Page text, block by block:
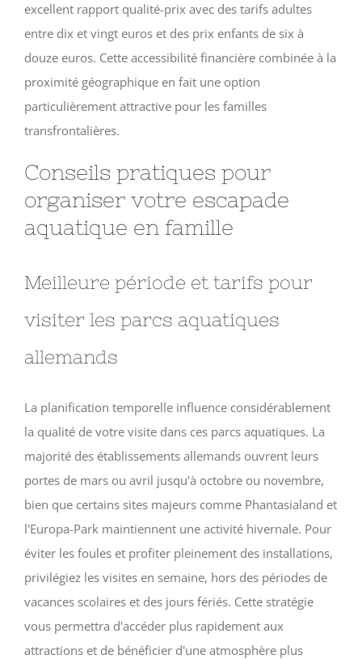
excellent rapport qualité-prix avec des tarifs adultes
entre dix et vingt euros et des prix enfants de six à
douze euros. Cette accessibilité financière combinée à la
proximité géographique en fait une option
particulièrement attractive pour les familles
transfrontalières.
Conseils pratiques pour
organiser votre escapade
aquatique en famille
Meilleure période et tarifs pour
visiter les parcs aquatiques
allemands
La planification temporelle influence considérablement
la qualité de votre visite dans ces parcs aquatiques. La
majorité des établissements allemands ouvrent leurs
portes de mars ou avril jusqu'à octobre ou novembre,
bien que certains sites majeurs comme Phantasialand et
l'Europa-Park maintiennent une activité hivernale. Pour
éviter les foules et profiter pleinement des installations,
privilégiez les visites en semaine, hors des périodes de
vacances scolaires et des jours fériés. Cette stratégie
vous permettra d'accéder plus rapidement aux
attractions et de bénéficier d'une atmosphère plus